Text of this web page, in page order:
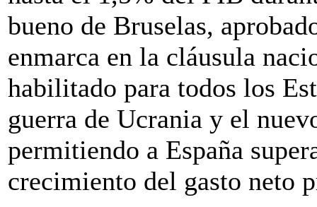
bueno de Bruselas,
enmarca en la cláusula
habilitado para todos los
guerra de Ucrania y el
permitiendo a España
crecimiento del gasto neto